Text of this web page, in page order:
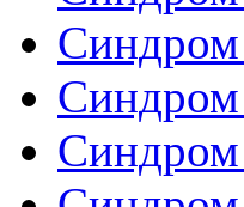
Синдром
Синдром